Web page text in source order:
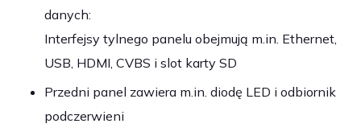
danych:
Interfejsy tylnego panelu obejmują m.in. Ethernet,
USB, HDMI, CVBS i slot karty SD
Przedni panel zawiera m.in. diodę LED i odbiornik
podczerwieni